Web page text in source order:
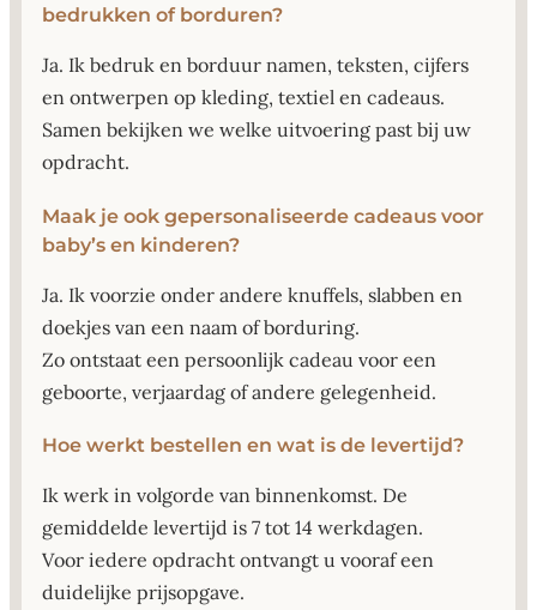
bedrukken of borduren?
Ja. Ik bedruk en borduur namen, teksten, cijfers
en ontwerpen op kleding, textiel en cadeaus.
Samen bekijken we welke uitvoering past bij uw
opdracht.
Maak je ook gepersonaliseerde cadeaus voor
baby’s en kinderen?
Ja. Ik voorzie onder andere knuffels, slabben en
doekjes van een naam of borduring.
Zo ontstaat een persoonlijk cadeau voor een
geboorte, verjaardag of andere gelegenheid.
Hoe werkt bestellen en wat is de levertijd?
Ik werk in volgorde van binnenkomst. De
gemiddelde levertijd is 7 tot 14 werkdagen.
Voor iedere opdracht ontvangt u vooraf een
duidelijke prijsopgave.